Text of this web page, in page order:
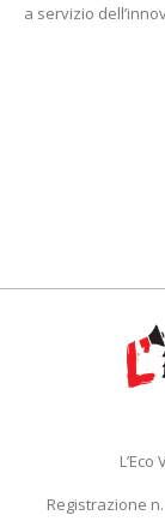
a servizio
Registrazione